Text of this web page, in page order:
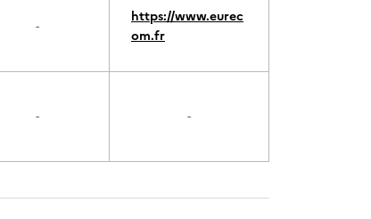
-
https://www.eurec
om.fr
- -